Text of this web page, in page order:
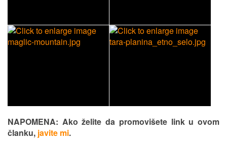
NAPOMENA: Ako želite da promovišete link u ovom
članku, javite mi.